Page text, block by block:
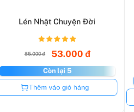
Lén Nhặt Chuyện Đời
85.000 đ 53.000 đ
Còn lại 5
Còn hàng
Thêm vào giỏ hàng